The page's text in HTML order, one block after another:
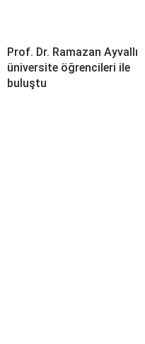
Prof. Dr. Ramazan Ayvallı
üniversite öğrencileri ile
buluştu